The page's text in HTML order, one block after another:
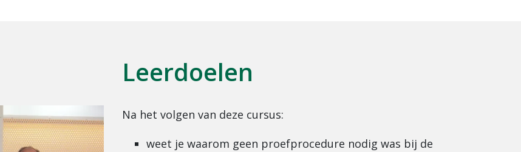
Leerdoelen
Na het volgen van deze cursus:
weet je waarom geen proefprocedure nodig was bij de